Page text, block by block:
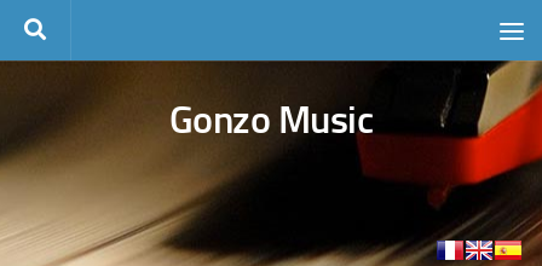
Skip to content
Gonzo Music